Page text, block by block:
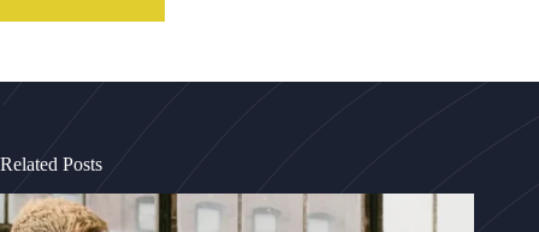
Related Posts